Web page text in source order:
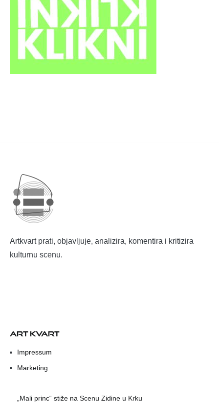
Artkvart prati, objavljuje, analizira, komentira i kritizira
kulturnu scenu.
ART KVART
Impressum
Marketing
„Mali princ“ stiže na Scenu Zidine u Krku